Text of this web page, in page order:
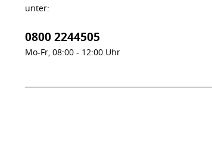
unter:
0800 2244505
Mo-Fr, 08:00 - 12:00 Uhr